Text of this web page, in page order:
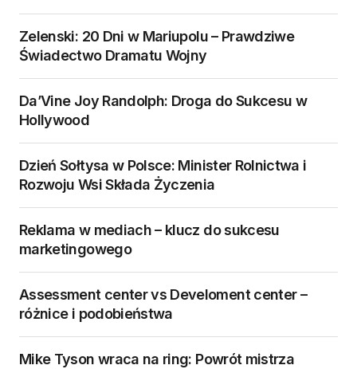
Zelenski: 20 Dni w Mariupolu – Prawdziwe
Świadectwo Dramatu Wojny
Da’Vine Joy Randolph: Droga do Sukcesu w
Hollywood
Dzień Sołtysa w Polsce: Minister Rolnictwa i
Rozwoju Wsi Składa Życzenia
Reklama w mediach – klucz do sukcesu
marketingowego
Assessment center vs Develoment center –
różnice i podobieństwa
Mike Tyson wraca na ring: Powrót mistrza